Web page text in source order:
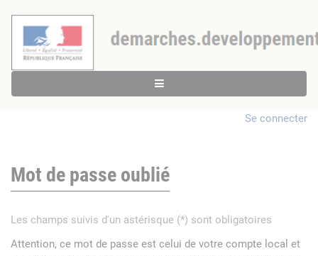
Se connecter
Mot de passe oublié
Les champs suivis d'un astérisque (*) sont obligatoires
Attention, ce mot de passe est celui de votre compte local et